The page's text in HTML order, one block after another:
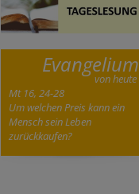
Evangelium
von heute
Mt 16, 24-28
Um welchen Preis kann ein
Mensch sein Leben
zurückkaufen?